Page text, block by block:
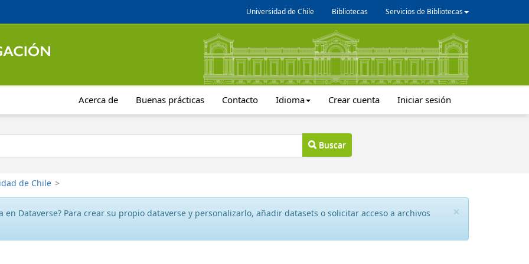
Universidad de Chile Bibliotecas Servicios de Bibliotecas
Acerca de Buenas prácticas Contacto Idioma Crear cuenta Iniciar sesión
Buscar
de Chile >
×
en Dataverse? Para crear su propio dataverse y personalizarlo, añadir datasets o solicitar acceso a archivos